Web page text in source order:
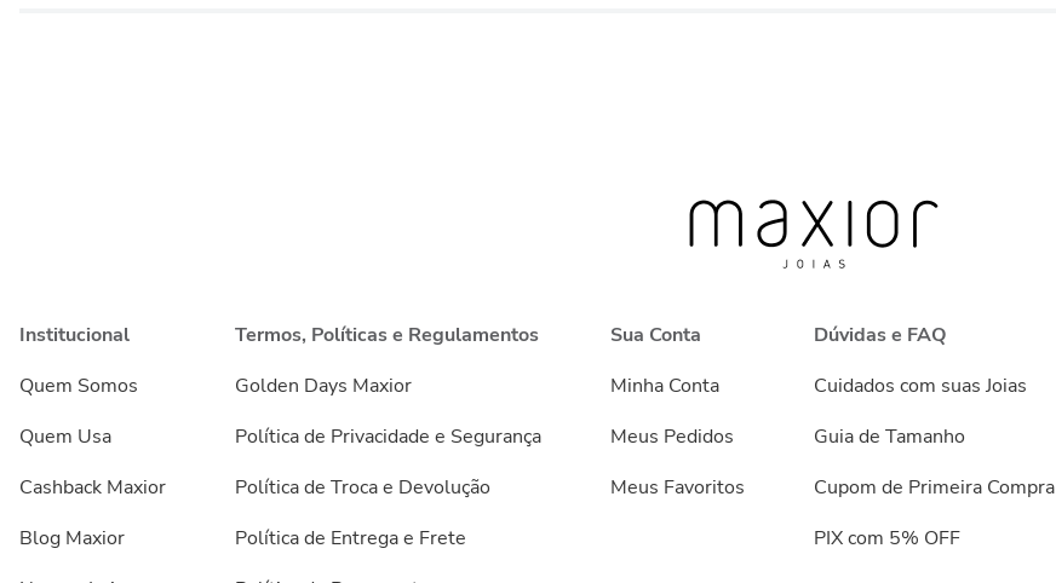
Institucional
Quem Somos
Quem Usa
Cashback Maxior
Blog Maxior
Termos, Políticas e Regulamentos
Golden Days Maxior
Política de Privacidade e Segurança
Política de Troca e Devolução
Política de Entrega e Frete
Sua Conta
Minha Conta
Meus Pedidos
Meus Favoritos
Dúvidas e FAQ
Cuidados com suas Joias
Guia de Tamanho
Cupom de Primeira Compra
PIX com 5% OFF